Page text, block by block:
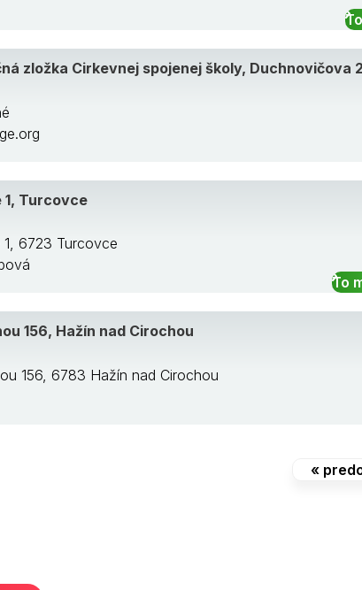
zložka Cirkevnej spojenej školy, Duchnovičova
Turcovce
6723 Turcovce
To
156, Hažín nad Cirochou
156, 6783 Hažín nad Cirochou
«